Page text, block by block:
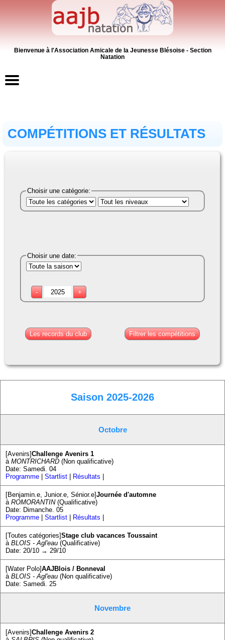
Bienvenue à l'Association Amicale de la Jeunesse Blésoise - Section
Natation
Contacts
Activités
24H de Natation
Docs à consulter
Formations
Historique
Piscines de la région
COMPÉTITIONS ET RÉSULTATS
Choisir une catégorie:
Choisir une date:
- +
Les records du club Filtrer les compétitions
Saison 2025-2026
Octobre
[Avenirs]Challenge Avenirs 1
à MONTRICHARD (Non qualificative)
Date: Samedi. 04
Programme
Startlist Résultats
[Benjamin.e, Junior.e, Sénior.e]Journée d'automne
à ROMORANTIN(Qualificative)
Date: Dimanche. 05
Programme
Startlist Résultats
[Toutes catégories]Stage club vacances Toussaint
à BLOIS - Agl'eau (Qualificative)
Date: 20/10 → 29/10
[Water Polo]AAJBlois / Bonneval
à BLOIS - Agl'eau (Non qualificative)
Date: Samedi. 25
Novembre
[Avenirs]Challenge Avenirs 2